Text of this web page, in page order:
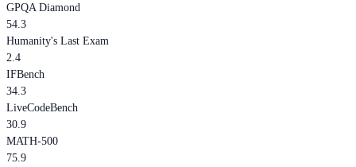
GPQA Diamond
54.3
Humanity's Last Exam
2.4
IFBench
34.3
LiveCodeBench
30.9
MATH-500
75.9